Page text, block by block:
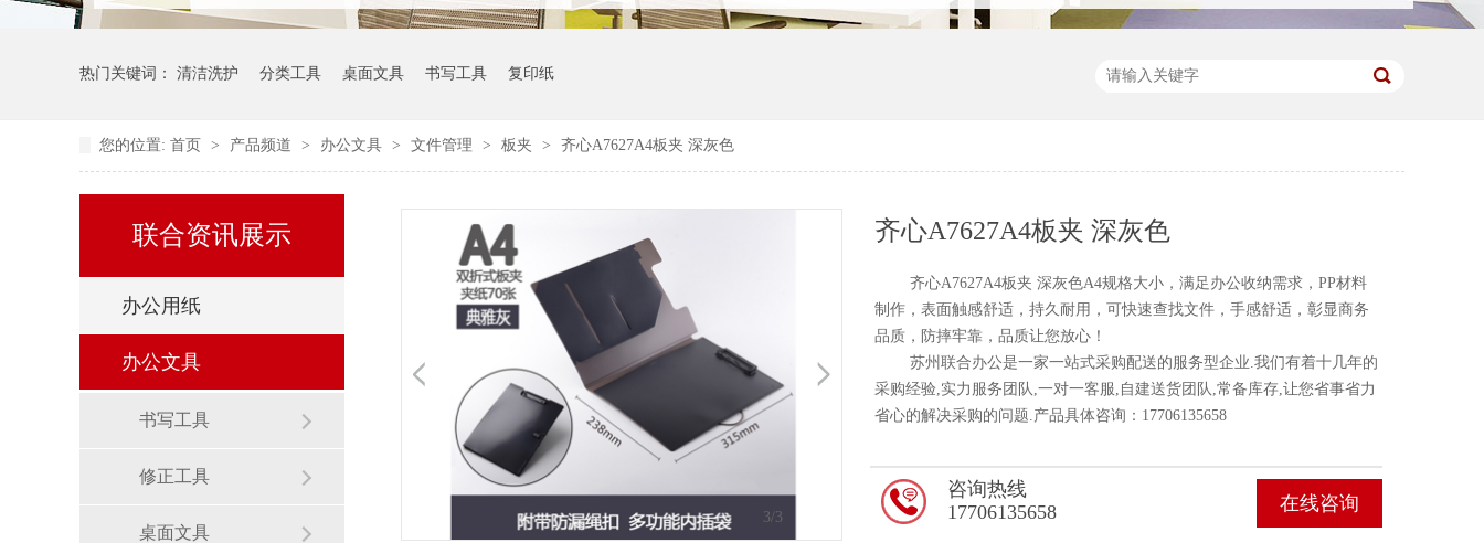
热门关键词： 清洁洗护 分类工具 桌面文具 书写工具 复印纸
您的位置: 首页 > 产品频道 > 办公文具 > 文件管理 > 板夹 > 齐心A7627A4板夹 深灰色
联合资讯展示
办公用纸
办公文具
书写工具
修正工具
桌面文具
1/3
齐心A7627A4板夹 深灰色
齐心A7627A4板夹 深灰色A4规格大小，满足办公收纳需求，PP材料
制作，表面触感舒适，持久耐用，可快速查找文件，手感舒适，彰显商务
品质，防摔牢靠，品质让您放心！
苏州联合办公是一家一站式采购配送的服务型企业.我们有着十几年的
采购经验,实力服务团队,一对一客服,自建送货团队,常备库存,让您省事省力
省心的解决采购的问题.产品具体咨询：17706135658
在线咨询
咨询热线
17706135658